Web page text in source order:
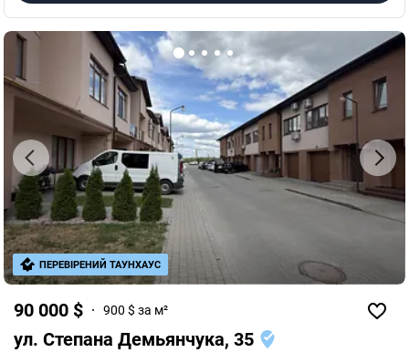
90 000 $ 900 $ за м²
ул. Степана Демьянчука, 35
ПЕРЕВІРЕНИЙ ТАУНХАУС